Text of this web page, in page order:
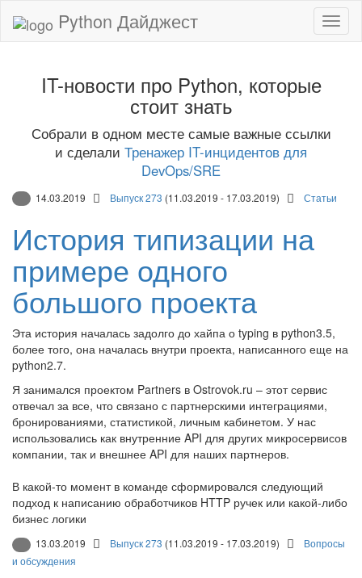
Python Дайджест
IT-новости про Python, которые
стоит знать
Собрали в одном месте самые важные ссылки
и сделали Тренажер IT-инцидентов для
DevOps/SRE
14.03.2019 Выпуск 273 (11.03.2019 - 17.03.2019) Статьи
История типизации на
примере одного
большого проекта
Эта история началась задолго до хайпа о typing в python3.5,
более того, она началась внутри проекта, написанного еще на
python2.7.
Я занимался проектом Partners в Ostrovok.ru – этот сервис
отвечал за все, что связано с партнерскими интеграциями,
бронированиями, статистикой, личным кабинетом. У нас
использовались как внутренние API для других микросервисов
компании, так и внешнее API для наших партнеров.
В какой-то момент в команде сформировался следующий
подход к написанию обработчиков HTTP ручек или какой-либо
бизнес логики
13.03.2019 Выпуск 273 (11.03.2019 - 17.03.2019)
Вопросы
и обсуждения